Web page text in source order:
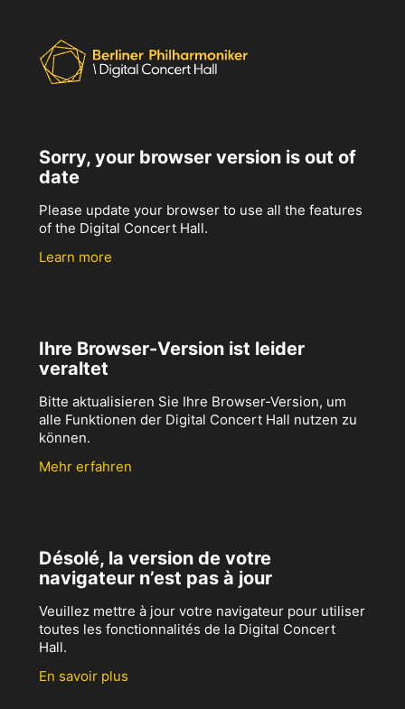
Sorry, your browser version is out of
date
Please update your browser to use all the features
of the Digital Concert Hall.
Learn more
Ihre Browser-Version ist leider
veraltet
Bitte aktualisieren Sie Ihre Browser-Version, um
alle Funktionen der Digital Concert Hall nutzen zu
können.
Mehr erfahren
Désolé, la version de votre
navigateur n’est pas à jour
Veuillez mettre à jour votre navigateur pour utiliser
toutes les fonctionnalités de la Digital Concert
Hall.
En savoir plus